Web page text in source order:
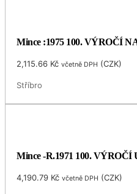
Mince :1975 100. VÝROČÍ
2,115.66 Kč včetně DPH (CZK)
Stříbro
Mince -R.1971 100.
4,190.79 Kč včetně DPH (CZK)